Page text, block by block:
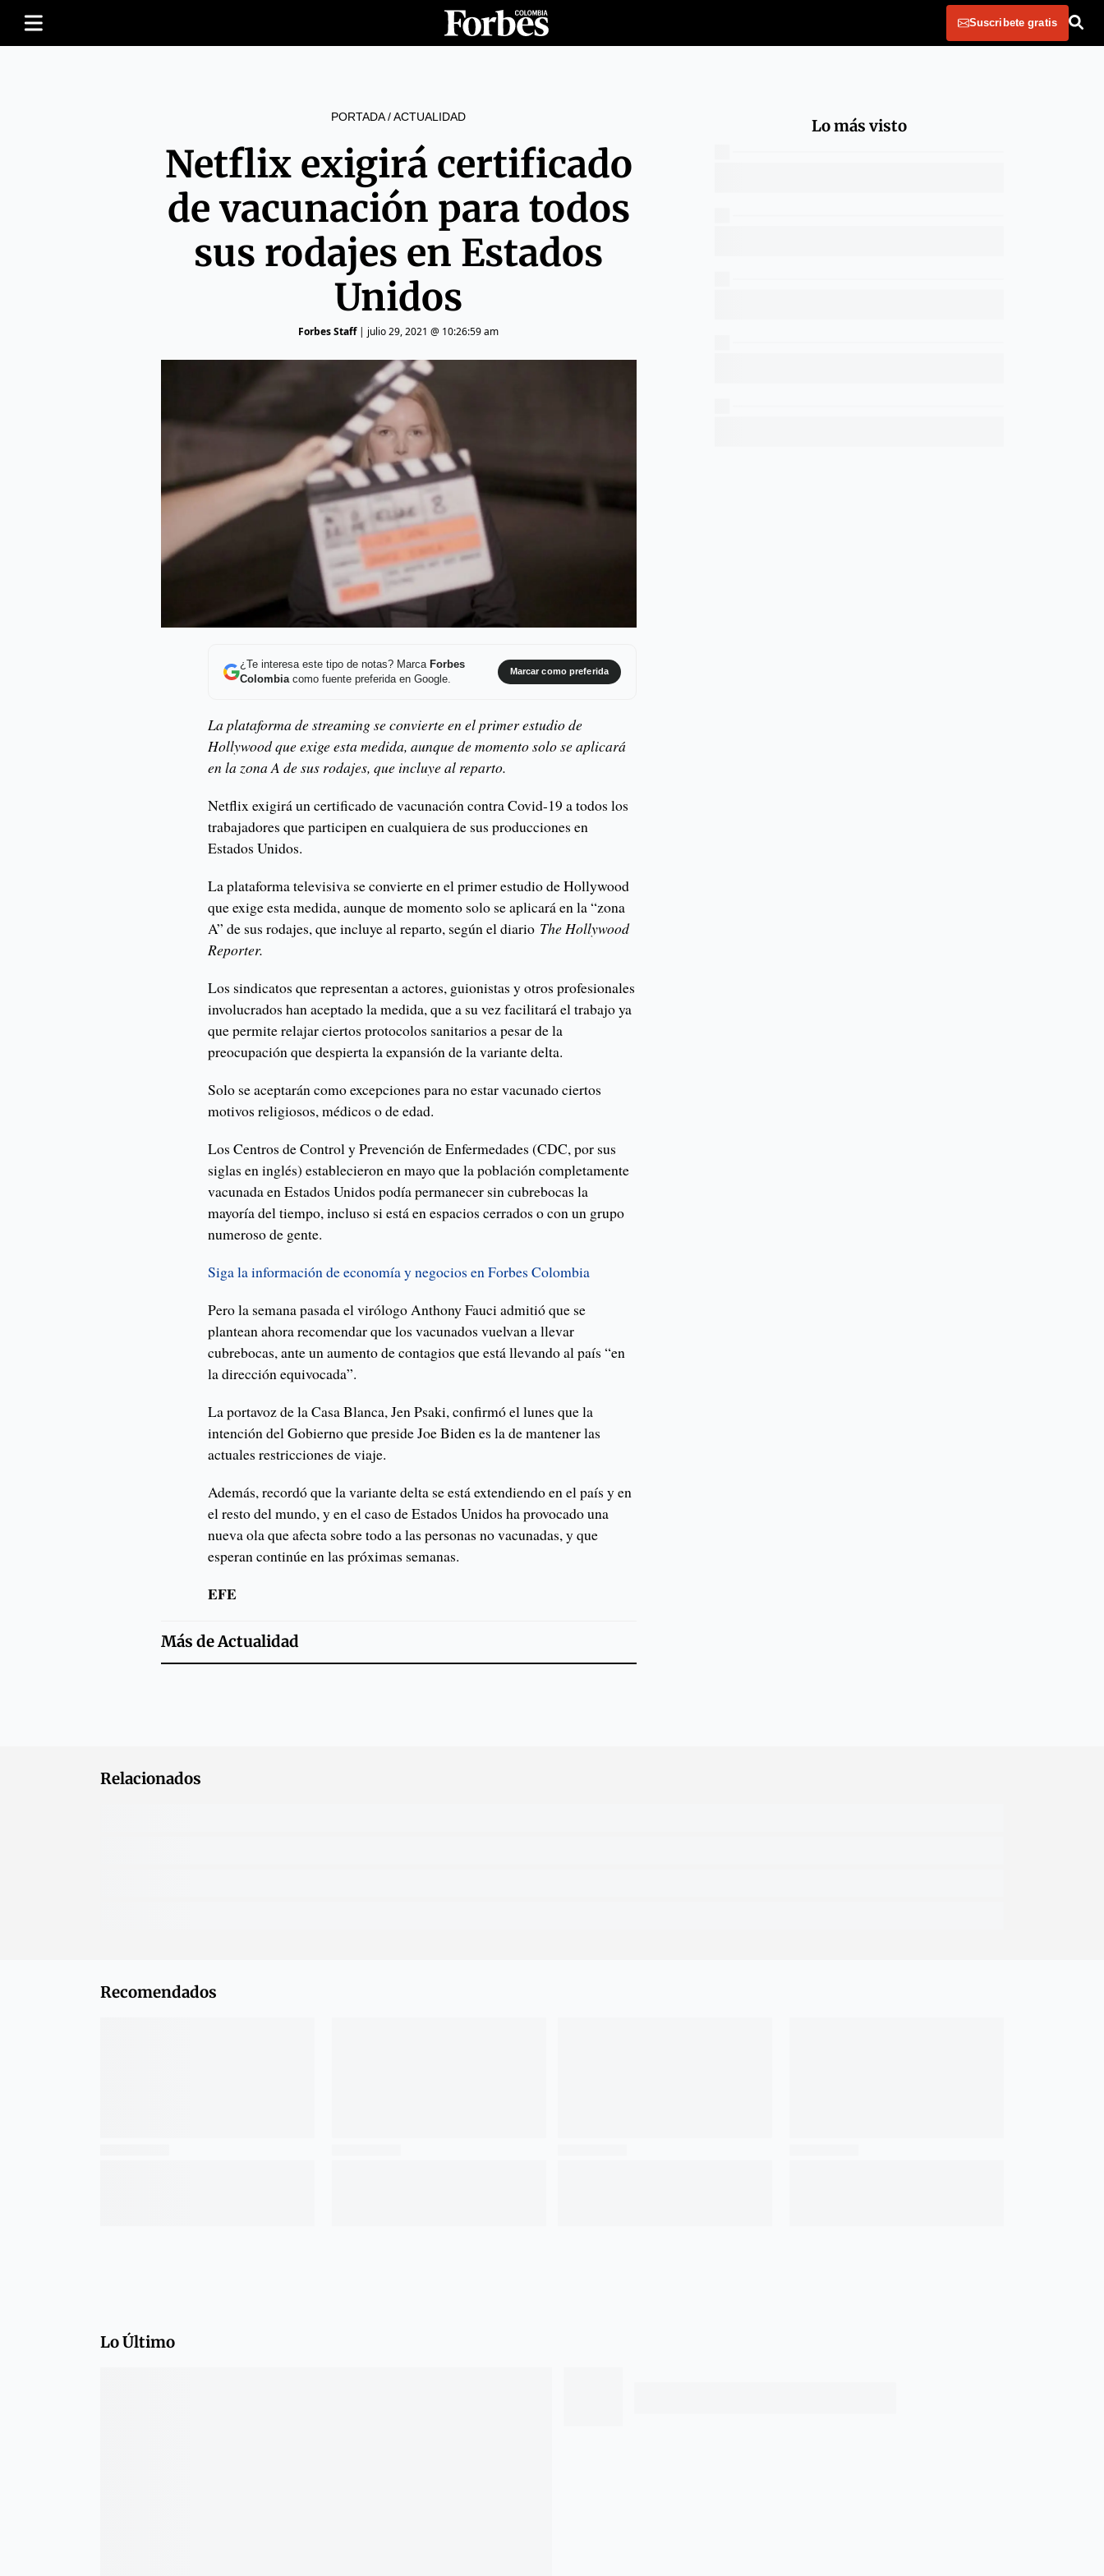
Suscribete gratis
PORTADA/ACTUALIDAD
Netflix exigirá certificado
de vacunación para todos
sus rodajes en Estados
Unidos
Forbes Staff| julio 29, 2021 @ 10:26:59 am
¿Te interesa este tipo de notas? Marca Forbes
Colombiacomo fuente preferida en Google.
Marcar como preferida
La plataforma de streaming se convierte en el primer estudio de
Hollywood que exige esta medida, aunque de momento solo se aplicará
en la zona A de sus rodajes, que incluye al reparto.
Netflix exigirá un certificado de vacunación contra Covid-19 a todos los
trabajadores que participen en cualquiera de sus producciones en
Estados Unidos.
La plataforma televisiva se convierte en el primer estudio de Hollywood
que exige esta medida, aunque de momento solo se aplicará en la “zona
A” de sus rodajes, que incluye al reparto, según el diario The Hollywood
Reporter.
Los sindicatos que representan a actores, guionistas y otros profesionales
involucrados han aceptado la medida, que a su vez facilitará el trabajo ya
que permite relajar ciertos protocolos sanitarios a pesar de la
preocupación que despierta la expansión de la variante delta.
Solo se aceptarán como excepciones para no estar vacunado ciertos
motivos religiosos, médicos o de edad.
Los Centros de Control y Prevención de Enfermedades (CDC, por sus
siglas en inglés) establecieron en mayo que la población completamente
vacunada en Estados Unidos podía permanecer sin cubrebocas la
mayoría del tiempo, incluso si está en espacios cerrados o con un grupo
numeroso de gente.
Siga la información de economía y negocios en Forbes Colombia
Pero la semana pasada el virólogo Anthony Fauci admitió que se
plantean ahora recomendar que los vacunados vuelvan a llevar
cubrebocas, ante un aumento de contagios que está llevando al país “en
la dirección equivocada”.
La portavoz de la Casa Blanca, Jen Psaki, confirmó el lunes que la
intención del Gobierno que preside Joe Biden es la de mantener las
actuales restricciones de viaje.
Además, recordó que la variante delta se está extendiendo en el país y en
el resto del mundo, y en el caso de Estados Unidos ha provocado una
nueva ola que afecta sobre todo a las personas no vacunadas, y que
esperan continúe en las próximas semanas.
EFE
Más deActualidad
Lo más visto
Relacionados
Recomendados
Lo Último